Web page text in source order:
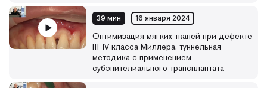
39 мин 16 января 2024
Оптимизация мягких тканей при дефекте
III-IV класса Миллера, туннельная
методика с применением
субэпителиального трансплантата